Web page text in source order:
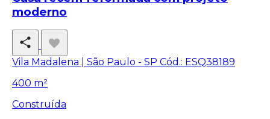
moderno
Vila Madalena | São Paulo - SP Cód.: ESQ38189
400 m²
Construída